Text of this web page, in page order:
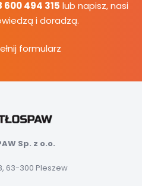
600 494 315 lub napisz, nasi
i doradzą.
formularz
Sp. z o.o.
63-300 Pleszew